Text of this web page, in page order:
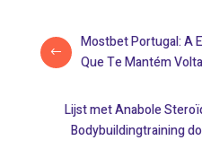
Mostbet Portugal: A
Que Te Mantém
Lijst met Anabole
Bodybuildingtraining